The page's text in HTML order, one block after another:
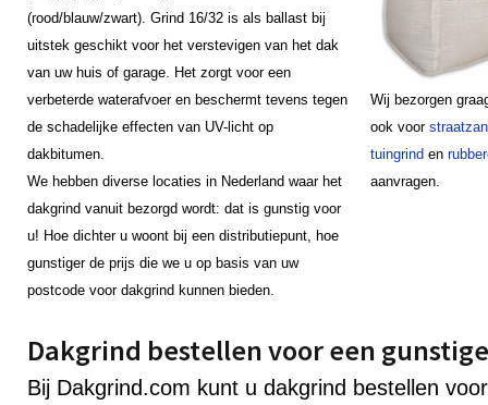
(rood/blauw/zwart). Grind 16/32 is als ballast bij
uitstek geschikt voor het verstevigen van het dak
van uw huis of garage. Het zorgt voor een
verbeterde waterafvoer en beschermt tevens tegen
de schadelijke effecten van UV-licht op
dakbitumen.
We hebben diverse locaties in Nederland waar het
dakgrind vanuit bezorgd wordt: dat is gunstig voor
u! Hoe dichter u woont bij een distributiepunt, hoe
gunstiger de prijs die we u op basis van uw
postcode voor dakgrind kunnen bieden.
Wij bezorgen
ook voor
tuingrind en
aanvragen.
Dakgrind bestellen voor een
Bij Dakgrind.com kunt u dakgrind bestellen